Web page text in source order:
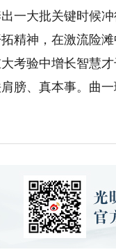
一大批关键时候
精神，在激流险
考验中增长智慧
膀、真本事。曲